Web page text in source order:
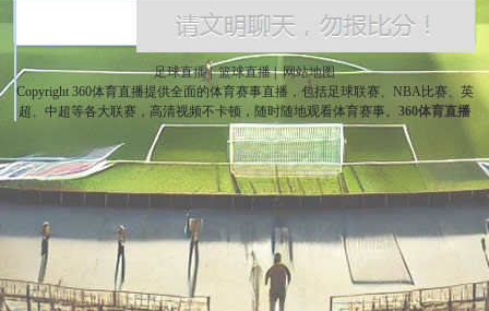
足球直播|篮球直播|网站地图
Copyright 360体育直播提供全面的体育赛事直播，包括足球联赛、NBA比赛、英
超、中超等各大联赛，高清视频不卡顿，随时随地观看体育赛事。 360体育直播